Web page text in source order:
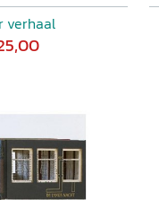
verhaal